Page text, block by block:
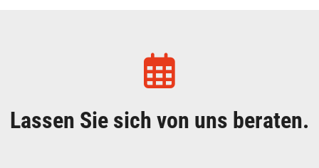
Lassen Sie sich von uns beraten.